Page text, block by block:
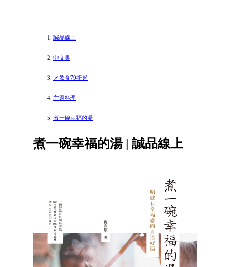
誠品線上
中文書
📌飲食79折起
主題料理
煮一碗幸福的湯
煮一碗幸福的湯 | 誠品線上